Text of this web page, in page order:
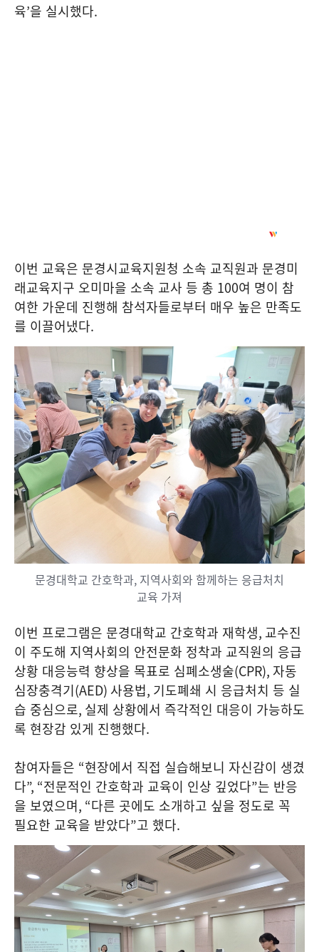
육’을 실시했다.
이번 교육은 문경시교육지원청 소속 교직원과 문경미
래교육지구 오미마을 소속 교사 등 총 100여 명이 참
여한 가운데 진행해 참석자들로부터 매우 높은 만족도
를 이끌어냈다.
문경대학교 간호학과, 지역사회와 함께하는 응급처치
교육 가져
이번 프로그램은 문경대학교 간호학과 재학생, 교수진
이 주도해 지역사회의 안전문화 정착과 교직원의 응급
상황 대응능력 향상을 목표로 심폐소생술(CPR),자동
심장충격기(AED) 사용법, 기도폐쇄 시 응급처치 등 실
습 중심으로, 실제 상황에서 즉각적인 대응이 가능하도
록 현장감 있게 진행했다.
참여자들은 “현장에서 직접 실습해보니 자신감이 생겼
다”, “전문적인 간호학과 교육이 인상 깊었다”는 반응
을 보였으며, “다른 곳에도 소개하고 싶을 정도로 꼭
필요한 교육을 받았다”고 했다.